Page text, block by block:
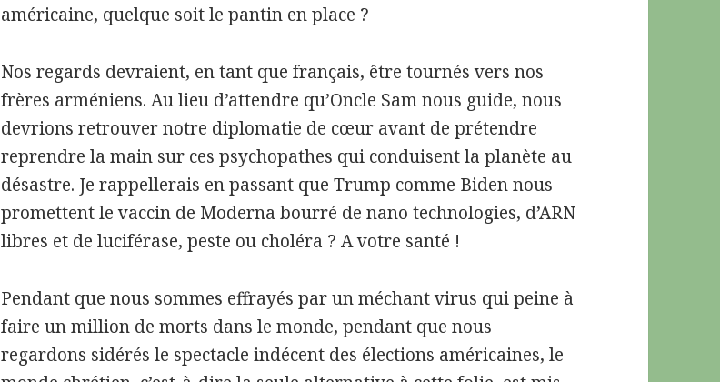
américaine, quelque soit le pantin en place ?
Nos regards devraient, en tant que français, être tournés vers nos
frères arméniens. Au lieu d’attendre qu’Oncle Sam nous guide, nous
devrions retrouver notre diplomatie de cœur avant de prétendre
reprendre la main sur ces psychopathes qui conduisent la planète au
désastre. Je rappellerais en passant que Trump comme Biden nous
promettent le vaccin de Moderna bourré de nano technologies, d’ARN
libres et de luciférase, peste ou choléra ? A votre santé !
Pendant que nous sommes effrayés par un méchant virus qui peine à
faire un million de morts dans le monde, pendant que nous
regardons sidérés le spectacle indécent des élections américaines, le